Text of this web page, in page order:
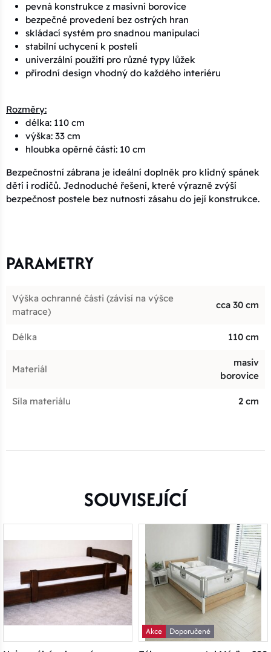
pevná konstrukce z masivní borovice
bezpečné provedení bez ostrých hran
skládací systém pro snadnou manipulaci
stabilní uchycení k posteli
univerzální použití pro různé typy lůžek
přírodní design vhodný do každého interiéru
Rozměry:
délka: 110 cm
výška: 33 cm
hloubka opěrné části: 10 cm
Bezpečnostní zábrana je ideální doplněk pro klidný spánek
dětí i rodičů. Jednoduché řešení, které výrazně zvýší
bezpečnost postele bez nutnosti zásahu do její konstrukce.
PARAMETRY
Výška ochranné části (závisí na výšce
matrace)
cca 30 cm
Délka 110 cm
Materiál
masiv
borovice
Síla materiálu 2 cm
SOUVISEJÍCÍ
Akce
Doporučené